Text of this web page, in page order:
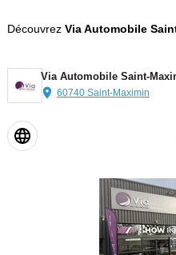
Découvrez Via Automobile
Via Automobile Saint-
60740 Saint-Maximin